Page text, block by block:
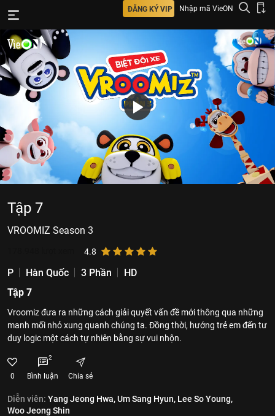
ĐĂNG KÝ VIP Nhập mã VieON
Tập 7
VROOMIZ Season 3
4.8
P Hàn Quốc 3 Phần
HD
Tập 7
Vroomiz đưa ra những cách giải quyết vấn đề mới thông qua những
manh mối nhỏ xung quanh chúng ta. Đồng thời, hướng trẻ em đến tư
duy logic một cách tự nhiên bằng sự vui nhộn.
0
2
Bình luận Chia sẻ
Diễn viên: Yang Jeong Hwa,Um Sang Hyun, Lee So Young,
Woo Jeong Shin